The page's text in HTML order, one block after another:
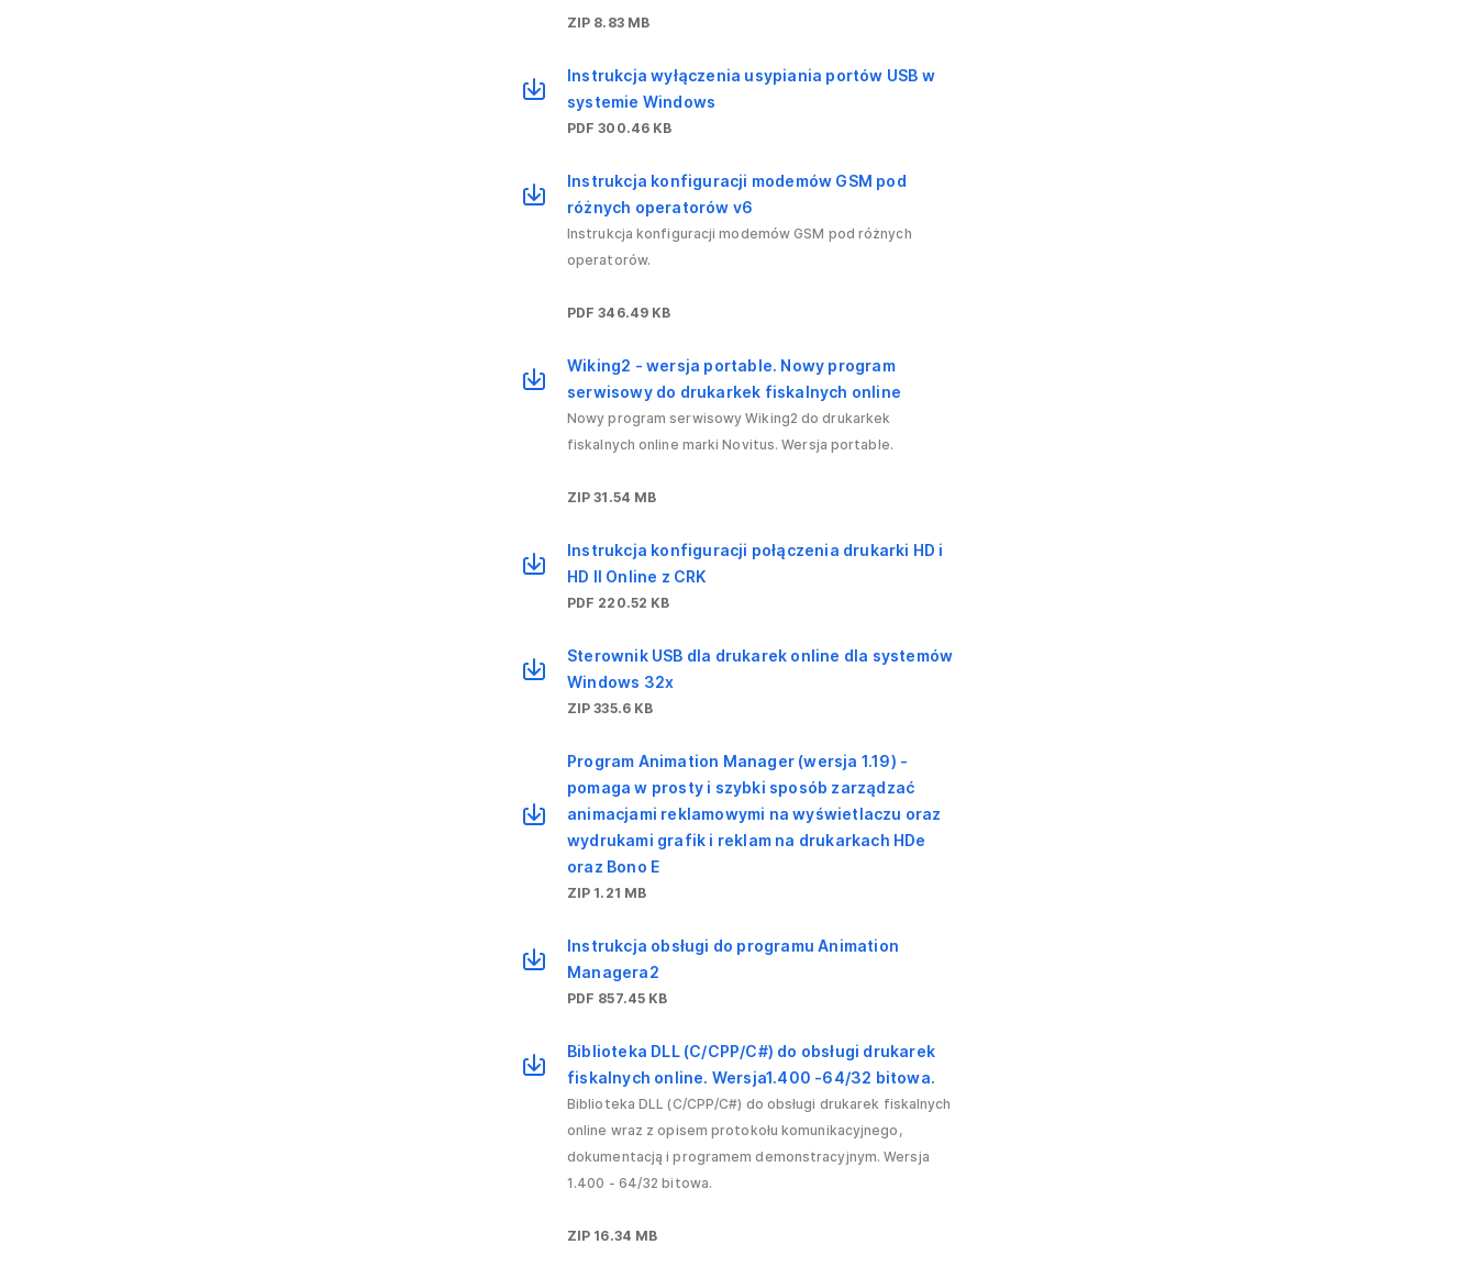
ZIP 8.83 MB
Instrukcja wyłączenia usypiania portów USB w
systemie Windows
PDF 300.46 KB
Instrukcja konfiguracji modemów GSM pod
różnych operatorów v6
Instrukcja konfiguracji modemów GSM pod różnych
operatorów.
PDF 346.49 KB
Wiking2 - wersja portable. Nowy program
serwisowy do drukarkek fiskalnych online
Nowy program serwisowy Wiking2 do drukarkek
fiskalnych online marki Novitus. Wersja portable.
ZIP 31.54 MB
Instrukcja konfiguracji połączenia drukarki HD i
HD II Online z CRK
PDF 220.52 KB
Sterownik USB dla drukarek online dla systemów
Windows 32x
ZIP 335.6 KB
Program Animation Manager (wersja 1.19) -
pomaga w prosty i szybki sposób zarządzać
animacjami reklamowymi na wyświetlaczu oraz
wydrukami grafik i reklam na drukarkach HDe
oraz Bono E
ZIP 1.21 MB
Instrukcja obsługi do programu Animation
Managera2
PDF 857.45 KB
Biblioteka DLL (C/CPP/C#) do obsługi drukarek
fiskalnych online. Wersja1.400 -64/32 bitowa.
Biblioteka DLL (C/CPP/C#) do obsługi drukarek fiskalnych
online wraz z opisem protokołu komunikacyjnego,
dokumentacją i programem demonstracyjnym. Wersja
1.400 - 64/32 bitowa.
ZIP 16.34 MB